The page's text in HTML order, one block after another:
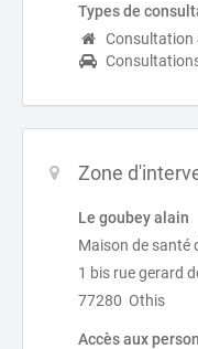
Types de
Consultation
Zone
Le goubey alain
Maison de santé
1 bis rue gerard
77280 Othis
Accès aux